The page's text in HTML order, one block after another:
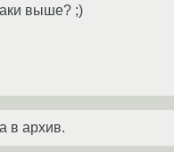
выше? ;)
в архив.